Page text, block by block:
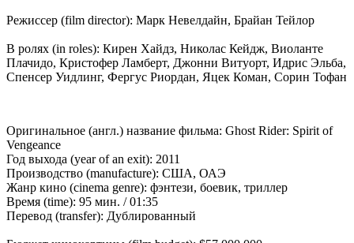
Режиссер (film director): Марк Невелдайн, Брайан Тейлор
В ролях (in roles): Кирен Хайдз, Николас Кейдж, Виоланте
Плачидо, Кристофер Ламберт, Джонни Витуорт, Идрис Эльба,
Спенсер Уидлинг, Фергус Риордан, Яцек Коман, Сорин Тофан
Оригинальное (англ.) название фильма: Ghost Rider: Spirit of
Vengeance
Год выхода (year of an exit): 2011
Производство (manufacture): США, ОАЭ
Жанр кино (cinema genre): фэнтези, боевик, триллер
Время (time): 95 мин. / 01:35
Перевод (transfer): Дублированный